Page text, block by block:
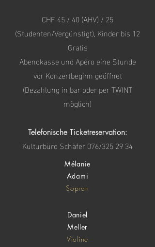
CHF 45 / 40 (AHV) / 25
(Studenten/Vergünstigt), Kinder bis 12
Gratis
Abendkasse und Apéro eine Stunde
vor Konzertbeginn geöffnet
(Bezahlung in bar oder per TWINT
möglich)
Telefonische Ticketreservation:
Kulturbüro Schäfer 076/325 29 34
Mélanie
Adami
Sopran
Daniel
Meller
Violine